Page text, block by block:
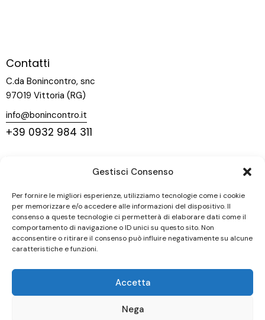
Gestisci Consenso
Per fornire le migliori esperienze, utilizziamo tecnologie come i cookie
per memorizzare e/o accedere alle informazioni del dispositivo. Il
consenso a queste tecnologie ci permetterà di elaborare dati come il
comportamento di navigazione o ID unici su questo sito. Non
acconsentire o ritirare il consenso può influire negativamente su alcune
caratteristiche e funzioni.
Accetta
Nega
Contatti
C.da Bonincontro, snc
97019 Vittoria (RG)
info@bonincontro.it
+39 0932 984 311
La nostra storia
Vigneti
Vini
Contatti